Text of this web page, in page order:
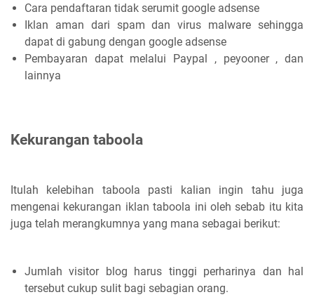
Cara pendaftaran tidak serumit google adsense
Iklan aman dari spam dan virus malware sehingga
dapat di gabung dengan google adsense
Pembayaran dapat melalui Paypal , peyooner , dan
lainnya
Kekurangan taboola
Itulah kelebihan taboola pasti kalian ingin tahu juga
mengenai kekurangan iklan taboola ini oleh sebab itu kita
juga telah merangkumnya yang mana sebagai berikut:
Jumlah visitor blog harus tinggi perharinya dan hal
tersebut cukup sulit bagi sebagian orang.